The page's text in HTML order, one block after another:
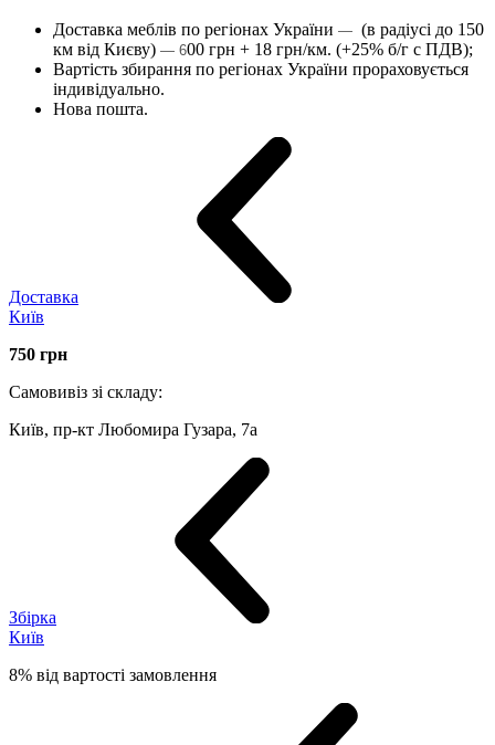
Доставка меблів по регіонах України — (в радіусі до 150
км від Києву) — 600 грн + 18 грн/км. (+25% б/г с ПДВ);
Вартість збирання по регіонах України прораховується
індивідуально.
Нова пошта.
Доставка
Київ
750 грн
Самовивіз зі складу:
Київ, пр-кт Любомира Гузара, 7а
Збірка
Київ
8% від вартості замовлення